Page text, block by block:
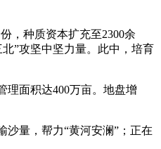
，种质资本扩充至2300余
”攻坚中坚力量。此中，培育
面积达400万亩。地盘增
量，帮力“黄河安澜”；正在